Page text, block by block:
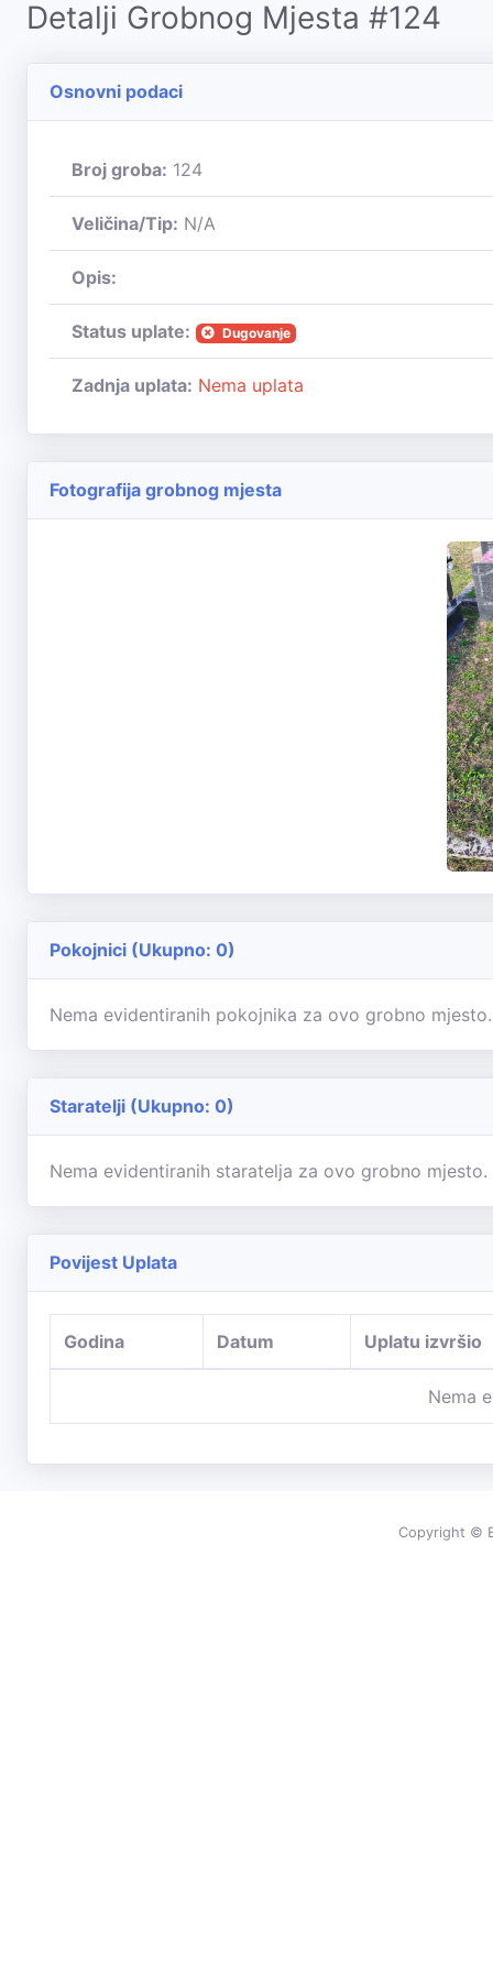
Detalji Grobnog Mjesta #124
Osnovni podaci
Broj groba: 124
Veličina/Tip: N/A
Opis:
Status uplate: Dugovanje
Zadnja uplata: Nema uplata
Fotografija grobnog mjesta
Pokojnici (Ukupno: 0)
Nema evidentiranih pokojnika za ovo grobno mjesto.
Staratelji (Ukupno: 0)
Nema evidentiranih staratelja za ovo grobno mjesto.
Povijest Uplata
Godina Datum Uplatu izvršio
Nema
Copyright ©